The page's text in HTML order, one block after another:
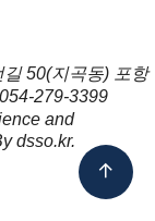
50(지곡동) 포항
054-279-3399
and
dsso.kr.